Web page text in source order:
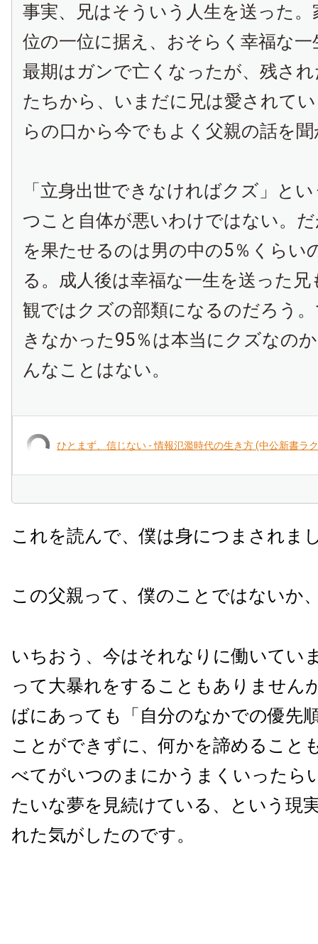
事実、兄はそういう人生を送った。
位の一位に据え、おそらく幸福な
最期はガンで亡くなったが、残さ
たちから、いまだに兄は愛されて
らの口から今でもよく父親の話を
「立身出世できなければクズ」と
つこと自体が悪いわけではない。
を果たせるのは男の中の5％くらい
る。成人後は幸福な一生を送った兄
観ではクズの部類になるのだろう
きなかった95％は本当にクズなの
んなことはない。
ひとまず、信じない - 情報氾濫時代の生き方 (中公新書ラ
これを読んで、僕は身につまされま
この父親って、僕のことではないか
いちおう、今はそれなりに働いてい
って大暴れをすることもありません
ばにあっても「自分のなかでの優先
ことができずに、何かを諦めること
べてがいつのまにかうまくいったら
たいな夢を見続けている、という現
れた気がしたのです。